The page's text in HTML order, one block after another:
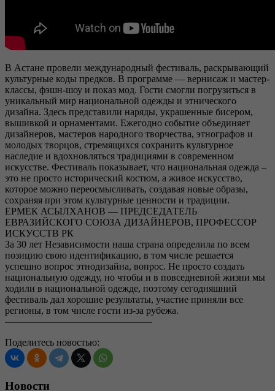
В Астане провели международный фестиваль, раскрывающий
культурные коды предков. В программе — вернисаж и мастер-
классы, фэшн-шоу и показ мод. Гости смогли погрузиться в
уникальный мир национальной одежды и этнического
дизайна. Здесь представили наряды, украшенные бисером,
вышивкой и орнаментами. Ежегодно событие объединяет
дизайнеров, мастеров народного творчества, этнографов и
молодых творцов, стремящихся сохранить культурное
наследие и вдохновляться традициями в современном
искусстве. Фестиваль показывает, что национальная одежда –
это не просто исторический костюм, а живое искусство,
которое можно переосмысливать, создавая новые образы,
сохраняя при этом культурные ценности и традиции.
ЕРМЕК АСЫЛХАНОВ — ПРЕДСЕДАТЕЛЬ
ЕВРАЗИЙСКОГО СОЮЗА ДИЗАЙНЕРОВ, ПРОФЕССОР
ИСКУССТВ РК
За 30 лет Независимости наша страна определила по всем
позицию свою идентификацию, в том числе решается
успешно вопрос этнодизайна, вопрос. Не просто создать
национальную одежду, но чтобы и в повседневной жизни мы
ходили в национальной одежде, поэтому сегодняшний
фестиваль дал хорошие результаты, участие приняли все
регионы, в том числе гости из-за рубежа.
———————————————
Поделитесь новостью:
Новости